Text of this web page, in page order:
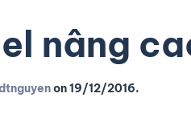
nâng
on19/12/2016.